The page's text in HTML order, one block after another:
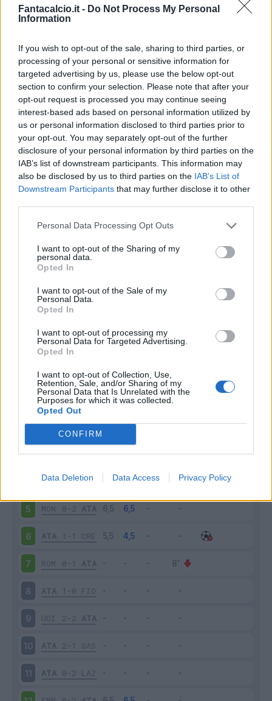
Fantacalcio.it - Do Not Process My Personal
Information
If you wish to opt-out of the sale, sharing to third parties, or
processing of your personal or sensitive information for
targeted advertising by us, please use the below opt-out
section to confirm your selection. Please note that after your
opt-out request is processed you may continue seeing
interest-based ads based on personal information utilized by
us or personal information disclosed to third parties prior to
your opt-out. You may separately opt-out of the further
disclosure of your personal information by third parties on the
IAB’s list of downstream participants. This information may
also be disclosed by us to third parties on the IAB’s List of
Downstream Participants that may further disclose it to other
Personal Data Processing Opt Outs
I want to opt-out of the Sharing of my
personal data.
Opted In
I want to opt-out of the Sale of my
Personal Data.
Opted In
I want to opt-out of processing my
Personal Data for Targeted Advertising.
Opted In
I want to opt-out of Collection, Use,
Retention, Sale, and/or Sharing of my
Personal Data that Is Unrelated with the
Purposes for which it was collected.
Opted Out
CONFIRM
Data Deletion Data Access Privacy Policy
Classic Mantra
Riepilogo stagione
Titolare 24 - 63 %
Entrato 0 - 0%
Squalificato 0 - 0%
Inutilizzato 14 - 36
Scarica riepilogo
stagionale
Scarica
Giornata VotoFV EntratoUscito Bonus/Malus
SAM 0-2 ATA
2 ATA 1-1 MIL
3 VER 0-1 ATA
ATA 3-1 TOR
5 MON 0-2 ATA
6 ATA 1-1 CRE
7 ROM 0-1 ATA
8 ATA 1-0 FIO
9 UDI 2-2 ATA
10 ATA 2-1 SAS
11 ATA 0-2 LAZ